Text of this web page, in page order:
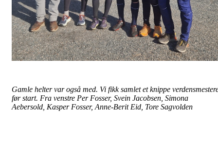
Gamle helter var også med. Vi fikk samlet et knippe
før start. Fra venstre Per Fosser, Svein Jacobsen, Simona
Aebersold, Kasper Fosser, Anne-Berit Eid, Tore Sagvolden